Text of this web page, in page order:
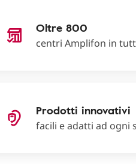
Oltre 800
centri Amplifon in
Prodotti innovativi
facili e adatti ad ogni